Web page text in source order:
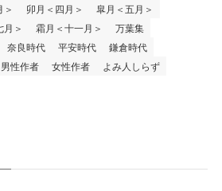
卯月＜四月＞
皐月＜五月＞
月＞ 霜月＜十一月＞
万葉集
奈良時代 平安時代
鎌倉時代
男性作者 女性作者
よみ人しらず